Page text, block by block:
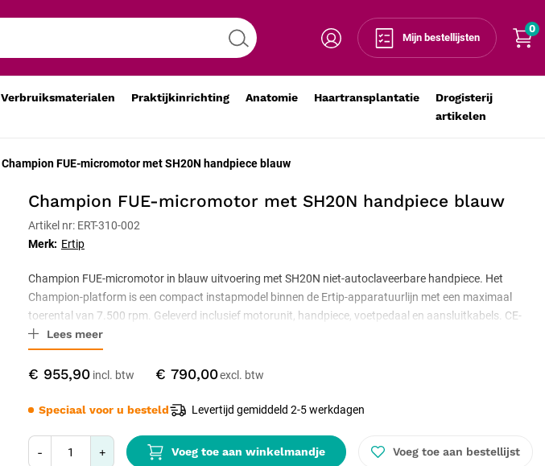
Mijn bestellijsten
0
Verbruiksmaterialen Praktijkinrichting Anatomie Haartransplantatie
Drogisterij
artikelen
Champion FUE-micromotor met SH20N handpiece blauw
Champion FUE-micromotor met SH20N handpiece blauw
€ 955,90 € 790,00
- Voeg toe aan winkelmandje
- + Voeg toe aan winkelmandje Voeg toe aan bestellijst
Merk: Ertip
Artikel nr: ERT-310-002
Speciaal voor u besteld Levertijd gemiddeld 2-5 werkdagen
Champion FUE-micromotor in blauw uitvoering met SH20N niet-autoclaveerbare handpiece. Het
Champion-platform is een compact instapmodel binnen de Ertip-apparatuurlijn met een maximaal
toerental van 7.500 rpm. Geleverd inclusief motorunit, handpiece, voetpedaal en aansluitkabels. CE-
gecertificeerde medische apparatuur.
Lees meer